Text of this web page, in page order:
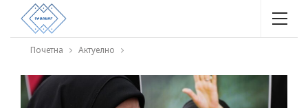
Почетна Актуелно